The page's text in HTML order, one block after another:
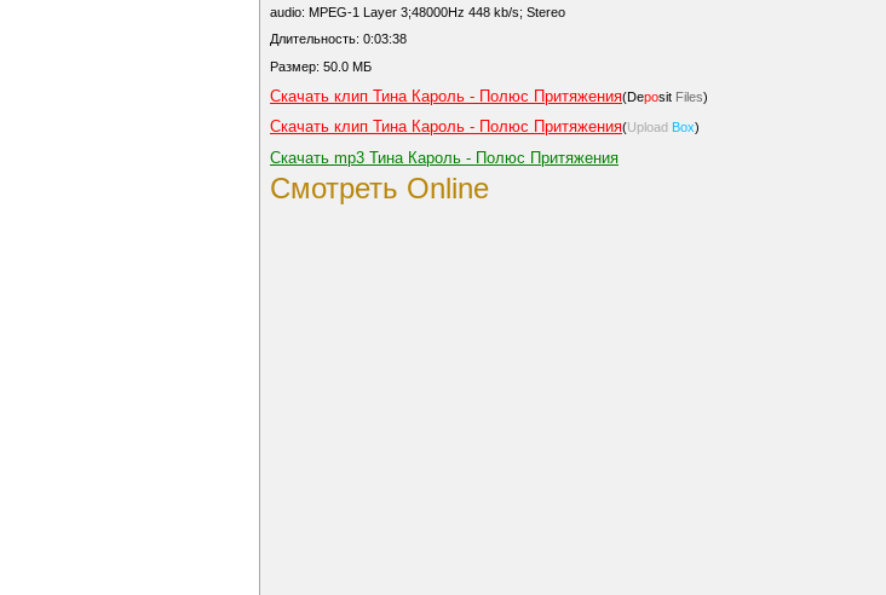
audio: MPEG-1 Layer 3;48000Hz 448 kb/s; Stereo
Длительность: 0:03:38
Размер: 50.0 МБ
Скачать клип Тина Кароль - Полюс Притяжения(Deposit Files)
Скачать клип Тина Кароль - Полюс Притяжения(Upload Box)
Скачать mp3 Тина Кароль - Полюс Притяжения
Смотреть Online